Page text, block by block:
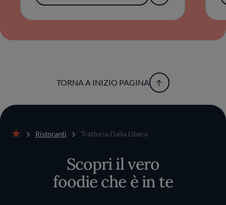
TORNA A INIZIO PAGINA
Ristoranti Trattoria Dalla Libera
Scopri il vero
foodie che è in te